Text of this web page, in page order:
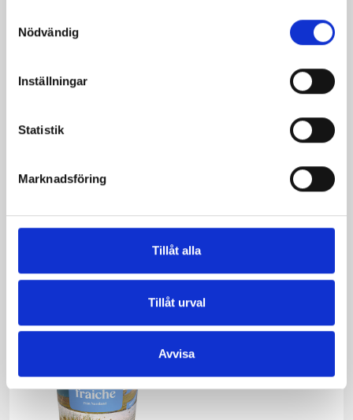
Nödvändig
Inställningar
Statistik
Marknadsföring
Tillåt alla
Tillåt urval
Avvisa
34% 500g
34% 200g